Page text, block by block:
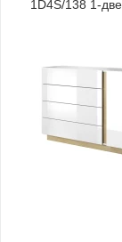
1D4S/138 1-